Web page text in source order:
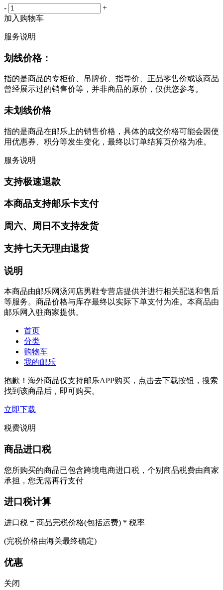
-
+
加入购物车
服务说明
划线价格：
指的是商品的专柜价、吊牌价、指导价、正品零售价或该商品
曾经展示过的销售价等，并非商品的原价，仅供您参考。
未划线价格
指的是商品在邮乐上的销售价格，具体的成交价格可能会因使
用优惠券、积分等发生变化，最终以订单结算页价格为准。
服务说明
支持极速退款
本商品支持邮乐卡支付
周六、周日不支持发货
支持七天无理由退货
说明
本商品由邮乐网汤河店男鞋专营店提供并进行相关配送和售后
等服务。商品价格与库存最终以实际下单支付为准。本商品由
邮乐网入驻商家提供。
首页
分类
购物车
我的邮乐
抱歉！海外商品仅支持邮乐APP购买，点击去下载按钮，搜索
找到该商品后，即可购买。
立即下载
税费说明
商品进口税
您所购买的商品已包含跨境电商进口税，个别商品税费由商家
承担，您无需再行支付
进口税计算
进口税 = 商品完税价格(包括运费) * 税率
(完税价格由海关最终确定)
优惠
关闭